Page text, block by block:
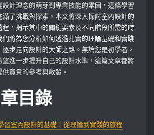
設計理念的萌芽到專業技能的鞏固，這條學習
滿了挑戰與探索。本文將深入探討室內設計的
程，揭示其中的關鍵要素及不同階段所需的時
們將為您分析如何透過扎實的理論基礎和實踐
逐步走向設計的大師之路。無論您是初學者，
望進一步提升自己的設計水準，這篇文章都將
供寶貴的參考與啟發。
目錄
習室內設計的基礎：從理論到實踐的旅程